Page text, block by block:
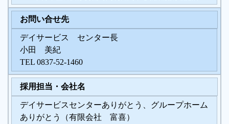
お問い合せ先
デイサービス センター長
小田 美紀
TEL 0837-52-1460
採用担当・会社名
デイサービスセンターありがとう、グループホーム
ありがとう（有限会社 富喜）